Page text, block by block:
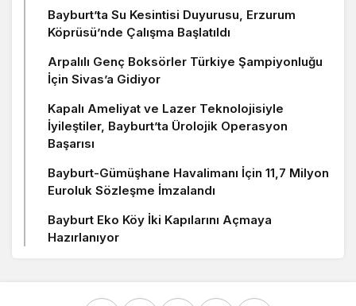
Bayburt’ta Su Kesintisi Duyurusu, Erzurum
Köprüsü’nde Çalışma Başlatıldı
Arpalılı Genç Boksörler Türkiye Şampiyonluğu
İçin Sivas’a Gidiyor
Kapalı Ameliyat ve Lazer Teknolojisiyle
İyileştiler, Bayburt’ta Ürolojik Operasyon
Başarısı
Bayburt-Gümüşhane Havalimanı İçin 11,7 Milyon
Euroluk Sözleşme İmzalandı
Bayburt Eko Köy İki Kapılarını Açmaya
Hazırlanıyor